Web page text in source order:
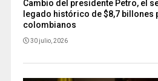
Cambio del presidente Petro, el
legado histórico de $8,7 billones
colombianos
30 julio, 2026